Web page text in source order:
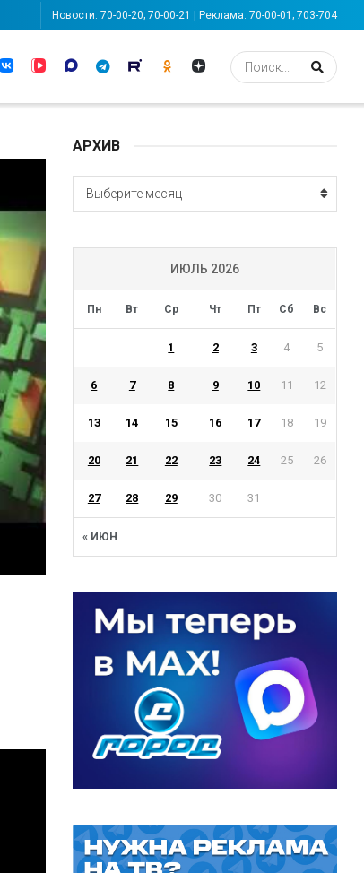
Новости: 70-00-20; 70-00-21 | Реклама: 70-00-01; 703-704
АРХИВ
АРХИВ
Выберите месяц
ИЮЛЬ 2026
Пн Вт Ср Чт Пт Сб Вс
« ИЮН
1 2 3 4 5
6 7 8 9 10 11 12
13 14 15 16 17 18 19
20 21 22 23 24 25 26
27 28 29 30 31